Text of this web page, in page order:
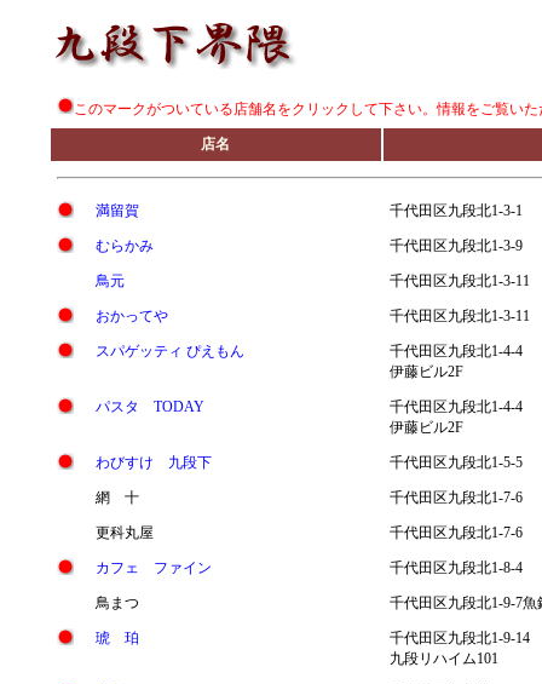
このマークがついている店舗名をクリックして下さい。情報をご覧いた
店名
満留賀 千代田区九段北1-3-1
むらかみ 千代田区九段北1-3-9
鳥元 千代田区九段北1-3-11
おかってや 千代田区九段北1-3-11
スパゲッティ ぴえもん
千代田区九段北1-4-4
伊藤ビル2F
パスタ TODAY
千代田区九段北1-4-4
伊藤ビル2F
わびすけ 九段下 千代田区九段北1-5-5
網 十 千代田区九段北1-7-6
更科丸屋 千代田区九段北1-7-6
カフェ ファイン 千代田区九段北1-8-4
鳥まつ 千代田区九段北1-9-7魚
琥 珀
千代田区九段北1-9-14
九段リハイム101